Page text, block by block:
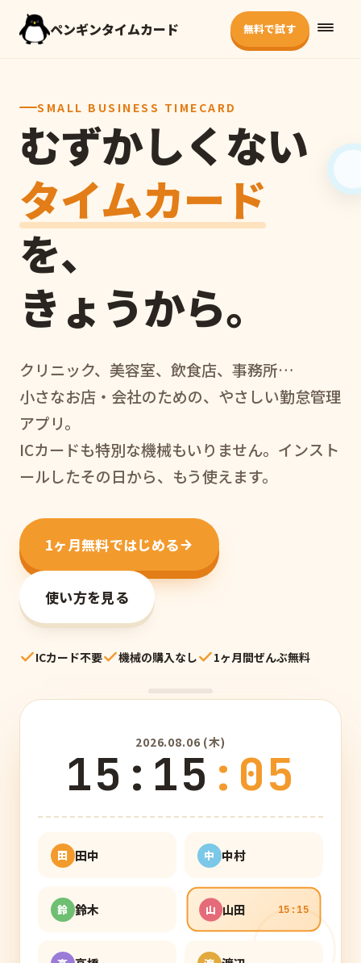
ペンギンタイムカード 無料で試す
SMALL BUSINESS TIMECARD
むずかしくない
タイムカード
を、
きょうから。
クリニック、美容室、飲食店、事務所…
小さなお店・会社のための、やさしい勤怠管理
アプリ。
ICカードも特別な機械もいりません。インスト
ールしたその日から、もう使えます。
1ヶ月無料ではじめる
使い方を見る
ICカード不要 機械の購入なし 1ヶ月間ぜんぶ無料
2026.08.06 (木)
15 : 15 : 06
田 田中 中 中村
鈴 鈴木 山 山田 15:15